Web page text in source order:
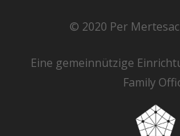
© 2020 Per
Eine gemeinnützige
Family